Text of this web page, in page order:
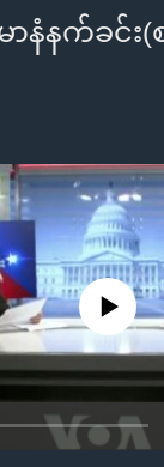
င်း
ခု အလွန်
မယ်
ယံ
စာ
ပ်စာ
လိပ်စာ
း
ချက်အလက်များ
စဉ်
ျား
ာနံနက်ခင်း
source